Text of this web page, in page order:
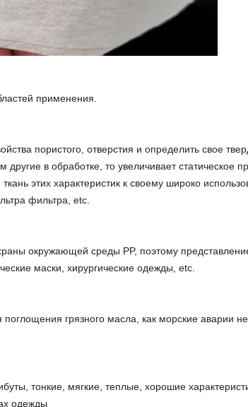
применения.
пористого, отверстия и определить свое
в обработке, то увеличивает статическое
этих характеристик к своему широко
фильтра, etc.
окружающей среды PP, поэтому
маски, хирургические одежды, etc.
грязного масла, как морские аварии
тонкие, мягкие, теплые, хорошие
одежды